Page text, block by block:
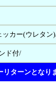
カー(ウレタン
ド付/
ターンとなり